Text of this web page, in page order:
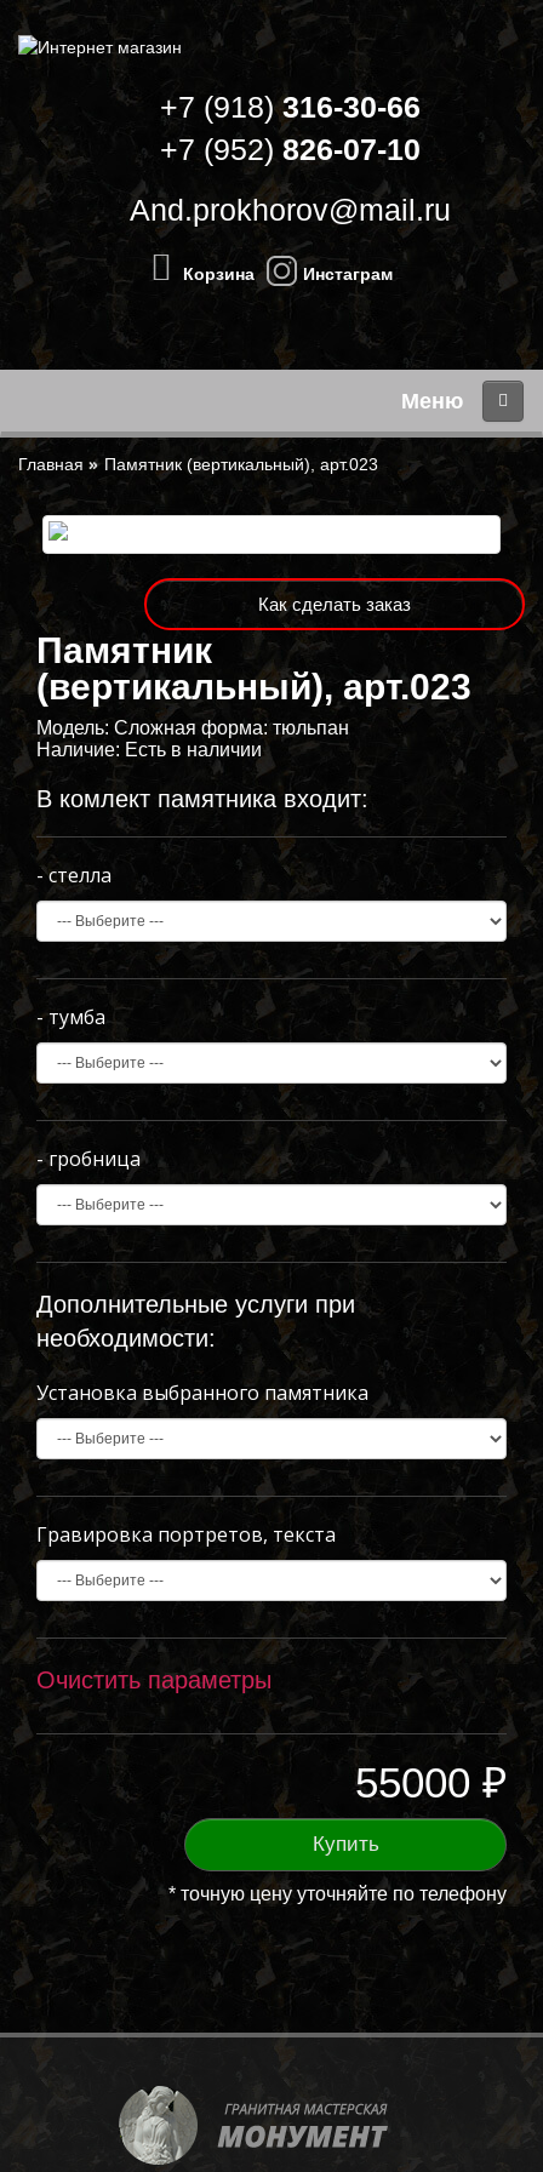
+7 (918)316-30-66
+7 (952) 826-07-10
And.prokhorov@mail.ru
Корзина Инстаграм
Меню
Памятник (вертикальный), арт.023
Памятник
(вертикальный), арт.023
Модель: Сложная форма: тюльпан
Наличие: Есть в наличии
Как сделать заказ
В комлект памятника входит:
- стелла
- тумба
- гробница
Дополнительные услуги при
необходимости:
Установка выбранного памятника
Гравировка портретов, текста
Очистить параметры
55000 ₽
Купить
* точную цену уточняйте по телефону